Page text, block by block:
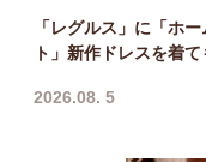
「レグルス」に「ホ
ト」新作ドレスを着
2026.08. 5